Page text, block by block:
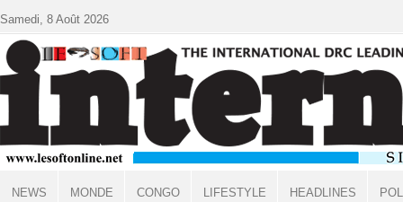
Samedi, 8 Août 2026
NEWS MONDE CONGO LIFESTYLE HEADLINES